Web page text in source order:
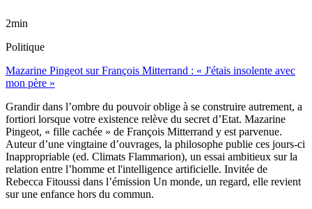
2min
Politique
Mazarine Pingeot sur François Mitterrand : « J'étais insolente avec
mon père »
Grandir dans l’ombre du pouvoir oblige à se construire autrement, a
fortiori lorsque votre existence relève du secret d’Etat. Mazarine
Pingeot, « fille cachée » de François Mitterrand y est parvenue.
Auteur d’une vingtaine d’ouvrages, la philosophe publie ces jours-ci
Inappropriable (ed. Climats Flammarion), un essai ambitieux sur la
relation entre l’homme et l'intelligence artificielle. Invitée de
Rebecca Fitoussi dans l’émission Un monde, un regard, elle revient
sur une enfance hors du commun.